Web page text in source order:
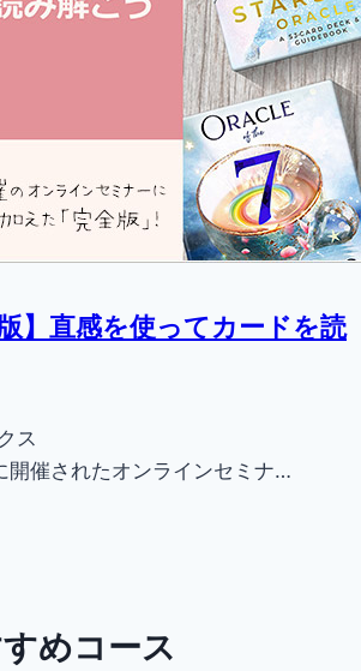
】直感を使ってカードを読
ス
開催されたオンラインセミナ…
めコース